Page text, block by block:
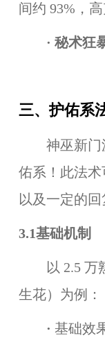
间约 93%，
· 秘术狂
三、护佑系
神巫新门派
佑系！此法术
以及一定的回
3.1基础机制
以 2.5 万熟
生花）为例：
· 基础效